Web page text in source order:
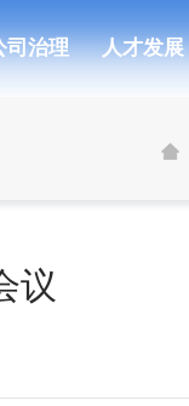
司治理 人才发展
议